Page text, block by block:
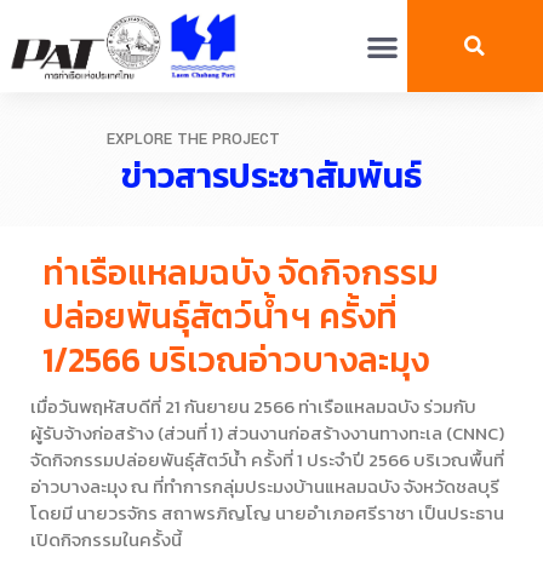
EXPLORE THE PROJECT
ข่าวสารประชาสัมพันธ์
ท่าเรือแหลมฉบัง จัดกิจกรรม
ปล่อยพันธุ์สัตว์น้ำฯ ครั้งที่
1/2566 บริเวณอ่าวบางละมุง
เมื่อวันพฤหัสบดีที่ 21 กันยายน 2566 ท่าเรือแหลมฉบัง ร่วมกับ
ผู้รับจ้างก่อสร้าง (ส่วนที่ 1) ส่วนงานก่อสร้างงานทางทะเล (CNNC)
จัดกิจกรรมปล่อยพันธุ์สัตว์น้ำ ครั้งที่ 1 ประจำปี 2566 บริเวณพื้นที่
อ่าวบางละมุง ณ ที่ทำการกลุ่มประมงบ้านแหลมฉบัง จังหวัดชลบุรี
โดยมี นายวรจักร สถาพรภิญโญ นายอำเภอศรีราชา เป็นประธาน
เปิดกิจกรรมในครั้งนี้